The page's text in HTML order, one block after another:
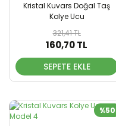
Kristal Kuvars Doğal Taş
Kolye Ucu
321,41 TL
160,70 TL
SEPETE EKLE
%50